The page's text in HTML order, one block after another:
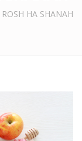
ROSH HA SHANAH